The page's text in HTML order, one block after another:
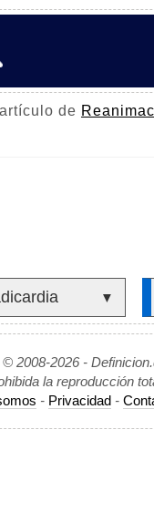
de
▼
2008-2026 -
la reproducción
- Privacidad -